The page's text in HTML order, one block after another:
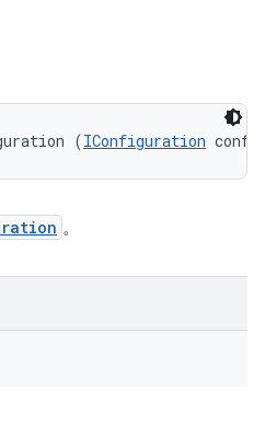
(IConfiguration
。